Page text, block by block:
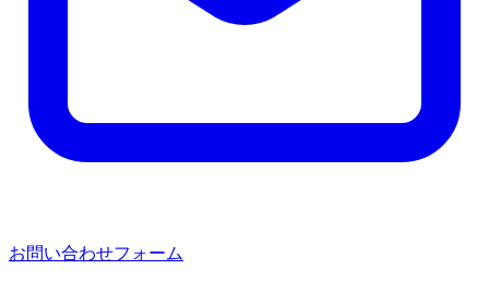
お問い合わせフォーム